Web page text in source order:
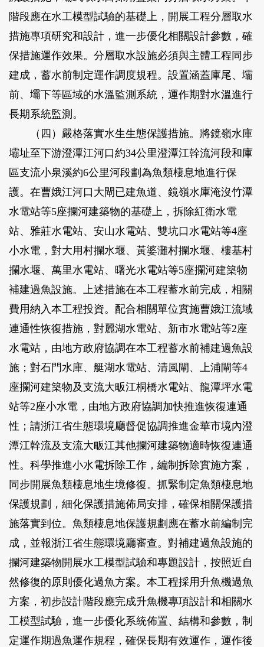
階段應在水工模型試驗的基礎上，開展工程分層取水
措施專項研究和設計，進一步優化相關設計參數，確
保措施運作效果。分層取水設施必須與主體工程同步
建成，蓄水前制定運作調度規程。設置涵蓋庫尾、壩
前、壩下等區域的水溫監測系統，運作期對水溫進行
長期系統監測。
（四）嚴格落實水生生態保護措施。將鏡嶺水庫
壩址至下游澄潭江河口約34公里澄潭江幹流河段和庫
區支流小泉溪約6公里河段劃為魚類棲息地進行保
護。在曹娥江河口大閘已建魚道、鏡嶺水庫淹沒竹潭
水電站等5座攔河建築物的基礎上，拆除紅衛水電
站、雅莊水電站、安山水電站、雙坑口水電站等4座
小水電，對大用村攔水堰、黃婆灘村攔水堰、樓基村
攔水堰、萬里水電站、曙光水電站等5座攔河建築物
補建過魚設施。上述措施在本工程蓄水前完成，相關
費用納入本工程投資。配合相關單位實施曹娥江流域
連通性恢復措施，對麗湖水電站、新市水電站等2座
水電站，由地方政府協調在本工程蓄水前補建過魚設
施；對石門水庫、艇湖水電站、清風閘、上浦閘等4
座攔河建築物及支流大畈江桐橋水電站、龍潭坪水電
站等2座小水電，由地方政府協調加快推進恢復連通
性；請浙江省生態環境廳督促協調推進金華市境內澄
潭江幹流及支流大畈江其他攔河建築物適時恢復連通
性。科學推進小水電拆除工作，編制拆除實施方案，
同步開展魚類棲息地生境修復。抓緊制定魚類棲息地
保護規劃，細化保護措施佈局安排，確保相關保護措
施落實到位。魚類棲息地保護規劃應在蓄水前編制完
成，並報浙江省生態環境廳審查。對補建過魚設施的
攔河建築物開展水工模型試驗和專題設計，按照近自
然修復的原則優化過魚方案。本工程採用升魚機過魚
方案，初步設計階段應完成升魚機專項設計和相關水
工模型試驗，進一步優化系統佈置、結構和參數，制
定運作期過魚運作規程，確保長期有效運作，運作後